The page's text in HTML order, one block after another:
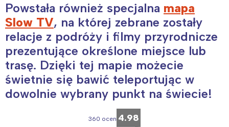
Powstała również specjalna mapa
Slow TV, na której zebrane zostały
relacje z podróży i filmy przyrodnicze
prezentujące określone miejsce lub
trasę. Dzięki tej mapie możecie
świetnie się bawić teleportując w
dowolnie wybrany punkt na świecie!
360 ocen 4.98